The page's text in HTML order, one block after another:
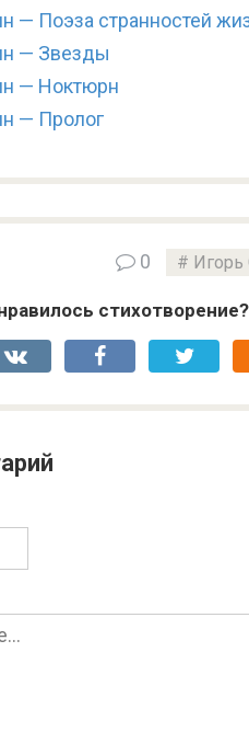
— Поэза странностей
— Звезды
— Ноктюрн
— Пролог
0 Игорь